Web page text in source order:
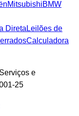
MitsubishiBMW
Direta Leilões de
Calculadora
e
25